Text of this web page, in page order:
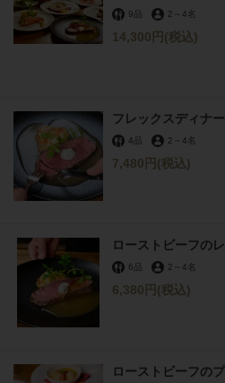
9品 2 ～ 4名
14,300円 (税込)
フレックスディナー
4品 2 ～ 4名
7,480円 (税込)
ローストビーフの
6品 2 ～ 4名
6,380円 (税込)
ローストビーフの